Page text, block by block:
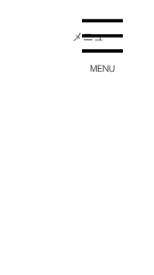
メニュー
MENU